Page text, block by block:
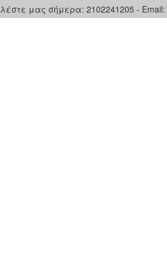
μας σήμερα: 2102241205 - Email: